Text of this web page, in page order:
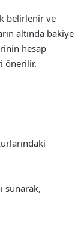
belirlenir ve
altında bakiye
hesap
önerilir.
sunarak,